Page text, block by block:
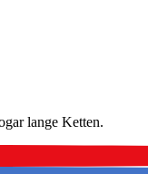
lange Ketten.